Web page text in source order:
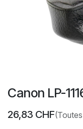
Canon LP-
26,83 CHF